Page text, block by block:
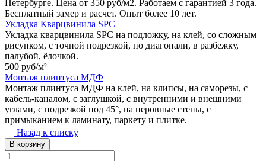
Петербурге. Цена от 350 руб/м2. Работаем с гарантией 3 года.
Бесплатный замер и расчет. Опыт более 10 лет.
Укладка Кварцвинила SPC
Укладка кварцвинила SPC на подложку, на клей, со сложным
рисунком, с точной подрезкой, по диагонали, в разбежку,
палубой, ёлочкой.
500 руб/м²
Монтаж плинтуса МДФ
Монтаж плинтуса МДФ на клей, на клипсы, на саморезы, с
кабель-каналом, с заглушкой, с внутренними и внешними
углами, с подрезкой под 45°, на неровные стены, с
примыканием к ламинату, паркету и плитке.
Назад к списку
В корзину